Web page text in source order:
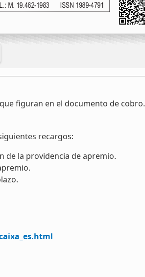
figuran en el documento de cobro.
recargos:
de la providencia de apremio.